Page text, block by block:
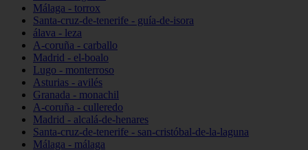
Málaga - torrox
Santa-cruz-de-tenerife - guía-de-isora
álava - leza
A-coruña - carballo
Madrid - el-boalo
Lugo - monterroso
Asturias - avilés
Granada - monachil
A-coruña - culleredo
Madrid - alcalá-de-henares
Santa-cruz-de-tenerife - san-cristóbal-de-la-laguna
Málaga - málaga